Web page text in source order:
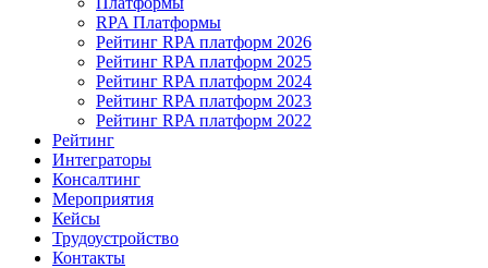
RPA Платформы
Рейтинг RPA платформ 2026
Рейтинг RPA платформ 2025
Рейтинг RPA платформ 2024
Рейтинг RPA платформ 2023
Рейтинг RPA платформ 2022
Рейтинг
Интеграторы
Консалтинг
Mероприятия
Кейсы
Трудоустройство
Контакты